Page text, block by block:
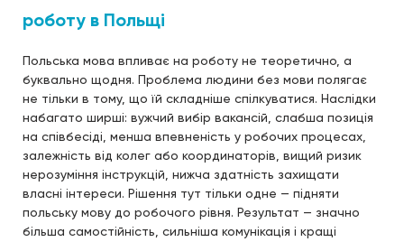
роботу в Польщі
Польська мова впливає на роботу не теоретично, а
буквально щодня. Проблема людини без мови полягає
не тільки в тому, що їй складніше спілкуватися. Наслідки
набагато ширші: вужчий вибір вакансій, слабша позиція
на співбесіді, менша впевненість у робочих процесах,
залежність від колег або координаторів, вищий ризик
нерозуміння інструкцій, нижча здатність захищати
власні інтереси. Рішення тут тільки одне — підняти
польську мову до робочого рівня. Результат — значно
більша самостійність, сильніша комунікація і кращі